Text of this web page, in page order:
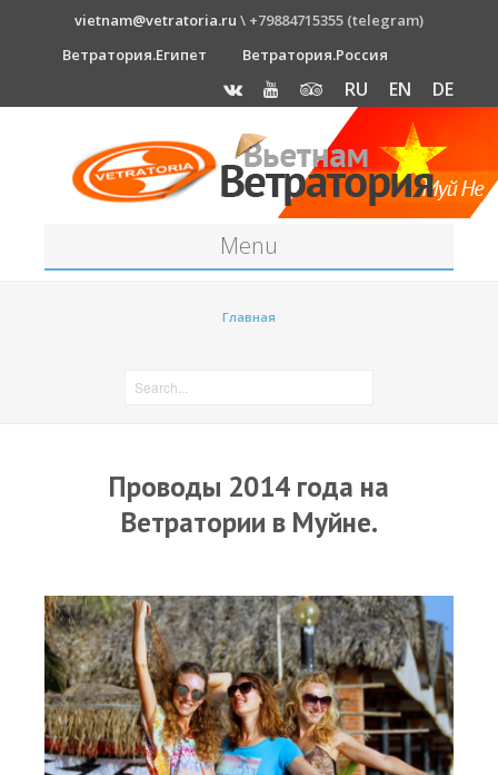
vietnam@vetratoria.ru \ +79884715355 (telegram)
Ветратория.Египет
Ветратория.Россия
RU EN DE
Menu
RRD Russian Cup
Новости
Медиа
Фото
Видео
Места катания
Главная
Проводы 2014 года на
Ветратории в Муйне.